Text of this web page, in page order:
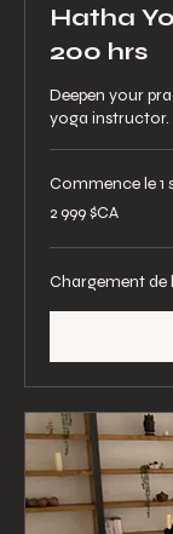
Hatha
200 hrs
Deepen your
yoga instructor.
Commence le 1
dollars
2 999 $CA
Chargement de